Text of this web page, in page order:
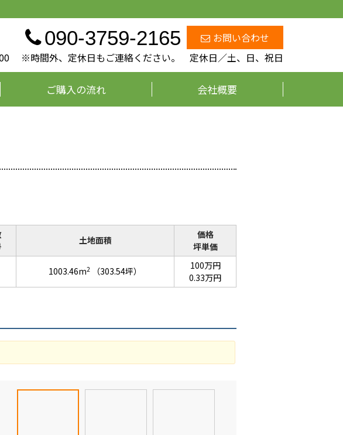
090-3759-2165
お問い合わせ
※時間外、定休日もご連絡ください。 定休日／土、日、祝日
ご購入の流れ 会社概要
土地面積
価格
坪単価
1003.46m2 （303.54坪）
100万円
0.33万円